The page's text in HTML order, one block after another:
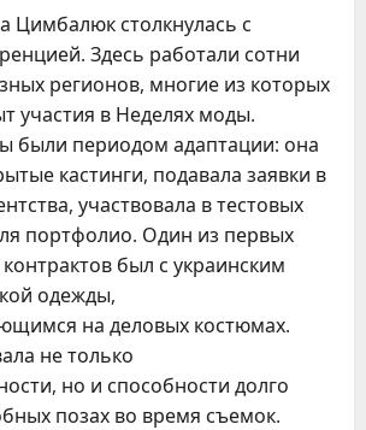
Цимбалюк столкнулась с
Здесь работали сотни
регионов, многие из которых
участия в Неделях моды.
были периодом адаптации: она
кастинги, подавала заявки в
участвовала в тестовых
портфолио. Один из первых
был с украинским
одежды,
на деловых костюмах.
не только
но и способности долго
позах во время съемок.